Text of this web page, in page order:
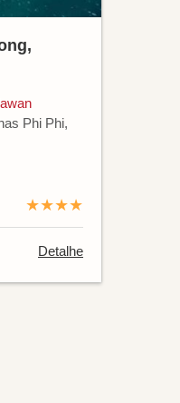
Phi Phi,
★★★★
Detalhe